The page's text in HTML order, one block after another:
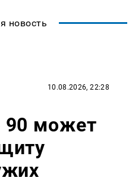
новость
10.08.2026, 22:28
90 может